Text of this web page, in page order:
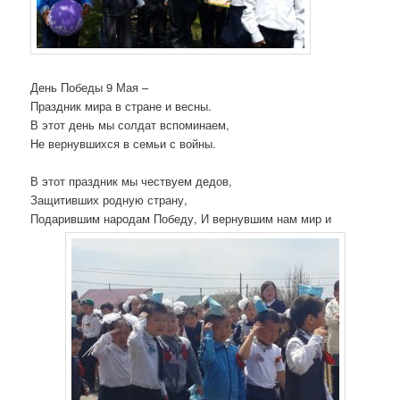
День Победы 9 Мая –
Праздник мира в стране и весны.
В этот день мы солдат вспоминаем,
Не вернувшихся в семьи с войны.
В этот праздник мы чествуем дедов,
Защитивших родную страну,
Подарившим народам Победу, И вернувшим нам мир и